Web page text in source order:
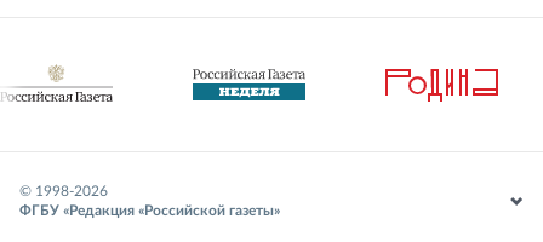
© 1998-2026
ФГБУ «Редакция «Российской газеты»